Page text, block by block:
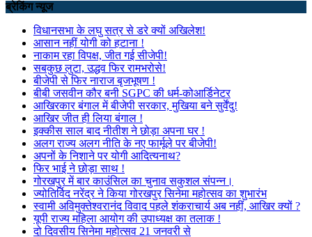
ब्रेकिंग न्यूज
विधानसभा के लघु सत्र से डरे क्यों अखिलेश!
आसान नहीं योगी को हटाना !
नाकाम रहा विपक्ष, जीत गई सीजेपी!
सबकुछ लुटा, उद्धव फिर रामभरोसे!
बीजेपी से फिर नाराज बृजभूषण !
बीबी जसवीन कौर बनी SGPC की धर्म-कोआर्डिनेटर
आखिरकार बंगाल में बीजेपी सरकार, मुखिया बने सुर्वेंदु!
आखिर जीत ही लिया बंगाल !
इक्कीस साल बाद नीतीश ने छोड़ा अपना घर !
अलग राज्य अलग नीति के नए फार्मूले पर बीजेपी!
अपनों के निशाने पर योगी आदित्यनाथ?
फिर भाई ने छोड़ा साथ !
गोरखपुर में बार काउंसिल का चुनाव सकुशल संपन्न।
ज्योतिर्विद नरेंद्र ने किया गोरखपुर सिनेमा महोत्सव का शुभारंभ
स्वामी अविमुक्तेश्वरानंद विवाद पहले शंकराचार्य अब नहीं, आखिर क्यों ?
यूपी राज्य महिला आयोग की उपाध्यक्ष का तलाक !
दो दिवसीय सिनेमा महोत्सव 21 जनवरी से